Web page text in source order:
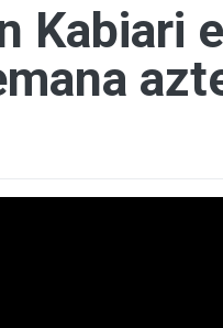
Kabiari